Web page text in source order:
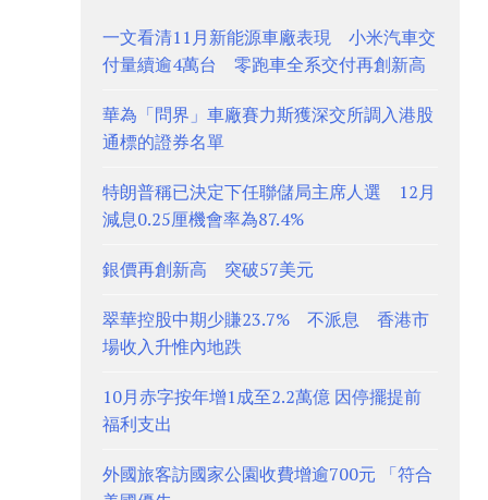
一文看清11月新能源車廠表現 小米汽車交
付量續逾4萬台 零跑車全系交付再創新高
華為「問界」車廠賽力斯獲深交所調入港股
通標的證券名單
特朗普稱已決定下任聯儲局主席人選 12月
減息0.25厘機會率為87.4%
銀價再創新高 突破57美元
翠華控股中期少賺23.7% 不派息 香港市
場收入升惟內地跌
10月赤字按年增1成至2.2萬億 因停擺提前
福利支出
外國旅客訪國家公園收費增逾700元 「符合